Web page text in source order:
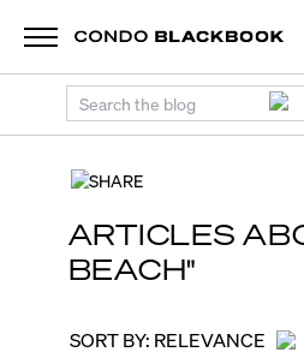
ARTICLES
BEACH"
SHARE
SORT BY: RELEVANCE